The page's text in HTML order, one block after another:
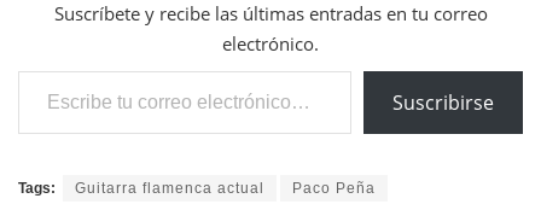
Suscríbete y recibe las últimas entradas en tu correo
electrónico.
Escribe tu correo electrónico…
Suscribirse
Tags: Guitarra flamenca actual Paco Peña